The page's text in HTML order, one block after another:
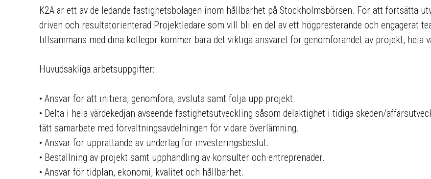
K2A är ett av de ledande fastighetsbolagen inom hållbarhet på Stockholmsbörsen. För att fortsätta
driven och resultatorienterad Projektledare som vill bli en del av ett högpresterande och engagerat
tillsammans med dina kollegor kommer bära det viktiga ansvaret för genomförandet av projekt, hela
Huvudsakliga arbetsuppgifter:
• Ansvar för att initiera, genomföra, avsluta samt följa upp projekt.
• Delta i hela värdekedjan avseende fastighetsutveckling såsom delaktighet i tidiga skeden/
tätt samarbete med förvaltningsavdelningen för vidare överlämning.
• Ansvar för upprättande av underlag för investeringsbeslut.
• Beställning av projekt samt upphandling av konsulter och entreprenader.
• Ansvar för tidplan, ekonomi, kvalitet och hållbarhet.